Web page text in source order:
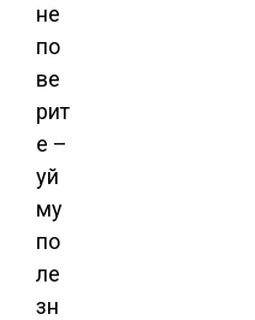
не
по
ве
рит
е –
уй
му
по
ле
зн